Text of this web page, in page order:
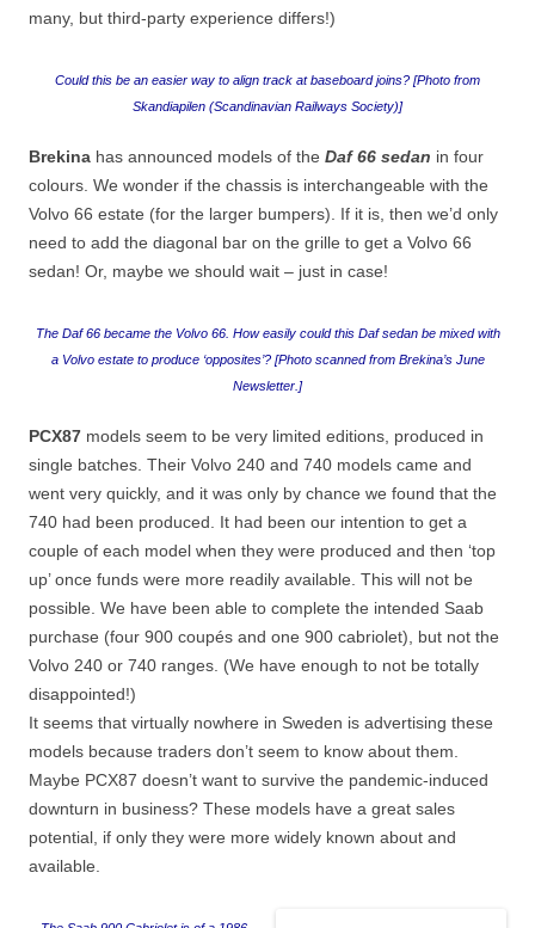
many, but third-party experience differs!)
Could this be an easier way to align track at baseboard joins? [Photo from
Skandiapilen (Scandinavian Railways Society)]
Brekina has announced models of the Daf 66 sedan in four
colours. We wonder if the chassis is interchangeable with the
Volvo 66 estate (for the larger bumpers). If it is, then we’d only
need to add the diagonal bar on the grille to get a Volvo 66
sedan! Or, maybe we should wait – just in case!
The Daf 66 became the Volvo 66. How easily could this Daf sedan be mixed with
a Volvo estate to produce ‘opposites’? [Photo scanned from Brekina’s June
Newsletter.]
PCX87 models seem to be very limited editions, produced in
single batches. Their Volvo 240 and 740 models came and
went very quickly, and it was only by chance we found that the
740 had been produced. It had been our intention to get a
couple of each model when they were produced and then ‘top
up’ once funds were more readily available. This will not be
possible. We have been able to complete the intended Saab
purchase (four 900 coupés and one 900 cabriolet), but not the
Volvo 240 or 740 ranges. (We have enough to not be totally
disappointed!)
It seems that virtually nowhere in Sweden is advertising these
models because traders don’t seem to know about them.
Maybe PCX87 doesn’t want to survive the pandemic-induced
downturn in business? These models have a great sales
potential, if only they were more widely known about and
available.